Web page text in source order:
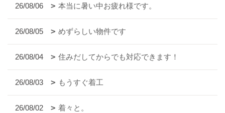
26/08/06 本当に暑い中お疲れ様です。
26/08/05 めずらしい物件です
26/08/04 住みだしてからでも対応できます！
26/08/03 もうすぐ着工
26/08/02 着々と。